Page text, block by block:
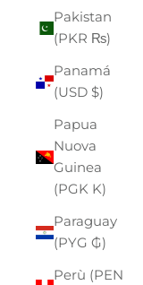
Pakistan
(PKR ₨)
Panamá
(USD $)
Papua
Nuova
Guinea
(PGK K)
Paraguay
(PYG ₲)
Perù (PEN